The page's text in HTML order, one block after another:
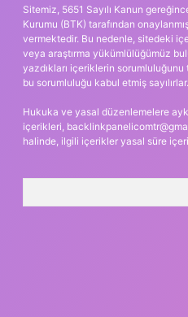
Sitemiz, 5651 Sayılı Kanun
Kurumu (BTK) tarafından
vermektedir. Bu nedenle, sitedeki
veya araştırma yükümlülüğümüz
yazdıkları içeriklerin
bu sorumluluğu kabul etmiş sayılırlar.
Hukuka ve yasal düzenlemelere
içerikleri,
halinde, ilgili içerikler yasal süre